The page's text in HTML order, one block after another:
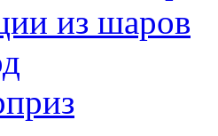
из шаров